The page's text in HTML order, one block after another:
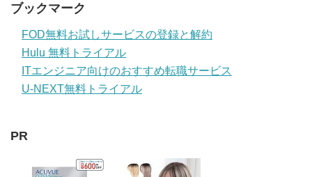
ブックマーク
FOD無料お試しサービスの登録と解約
Hulu 無料トライアル
ITエンジニア向けのおすすめ転職サービス
U-NEXT無料トライアル
PR